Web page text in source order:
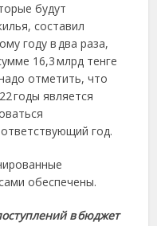
будут
составил
году в два раза,
16,3 млрд тенге
отметить, что
годы является
год.
обеспечены.
в бюджет